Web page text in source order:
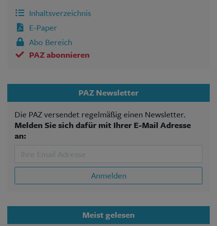
Inhaltsverzeichnis
E-Paper
Abo Bereich
PAZ abonnieren
PAZ Newsletter
Die PAZ versendet regelmäßig einen Newsletter.
Melden Sie sich dafür mit Ihrer E-Mail Adresse
an:
Anmelden
Meist gelesen